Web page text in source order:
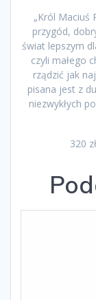
„Król Maciuś
przygód,
świat lepszym
czyli małego
rządzić jak
pisana jest z
niezwykłych
320